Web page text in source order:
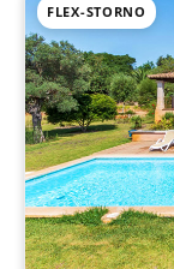
FLEX-STORNO